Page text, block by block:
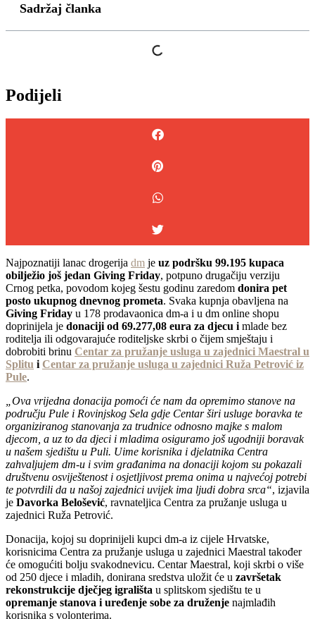
Sadržaj članka
Podijeli
Najpoznatiji lanac drogerija dm je uz podršku 99.195 kupaca
obilježio još jedan Giving Friday, potpuno drugačiju verziju
Crnog petka, povodom kojeg šestu godinu zaredom donira pet
posto ukupnog dnevnog prometa. Svaka kupnja obavljena na
Giving Friday u 178 prodavaonica dm-a i u dm online shopu
doprinijela je donaciji od 69.277,08 eura za djecu imlade bez
roditelja ili odgovarajuće roditeljske skrbi o čijem smještaju i
dobrobiti brinu Centar za pružanje usluga u zajednici Maestral u
Splitu iCentar za pružanje usluga u zajednici Ruža Petrović iz
Pule.
„Ova vrijedna donacija pomoći će nam da opremimo stanove na
području Pule i Rovinjskog Sela gdje Centar širi usluge boravka te
organiziranog stanovanja za trudnice odnosno majke s malom
djecom, a uz to da djeci i mladima osiguramo još ugodniji boravak
u našem sjedištu u Puli. Uime korisnika i djelatnika Centra
zahvaljujem dm-u i svim građanima na donaciji kojom su pokazali
društvenu osviještenost i osjetljivost prema onima u najvećoj potrebi
te potvrdili da u našoj zajednici uvijek ima ljudi dobra srca“, izjavila
je Davorka Belošević, ravnateljica Centra za pružanje usluga u
zajednici Ruža Petrović.
Donacija, kojoj su doprinijeli kupci dm-a iz cijele Hrvatske,
korisnicima Centra za pružanje usluga u zajednici Maestral također
će omogućiti bolju svakodnevicu. Centar Maestral, koji skrbi o više
od 250 djece i mladih, donirana sredstva uložit će u završetak
rekonstrukcije dječjeg igrališta u splitskom sjedištu te u
opremanje stanova i uređenje sobe za druženje najmlađih
korisnika s volonterima.